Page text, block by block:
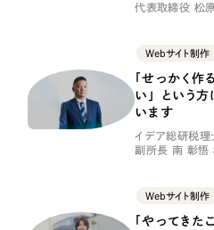
Webサイト制作
コーポレートサイト制作
採用サイト制作
ECサイト制作
ブランディング（ロゴ・
オプションサービス
お客様インタビュー
アウトソーシング（代
代表取締役 松
Webサイト制作
「せっかく作
い」 という
います
イデア総研税理
副所長 南 彰悟
Webサイト制作
「やってきた